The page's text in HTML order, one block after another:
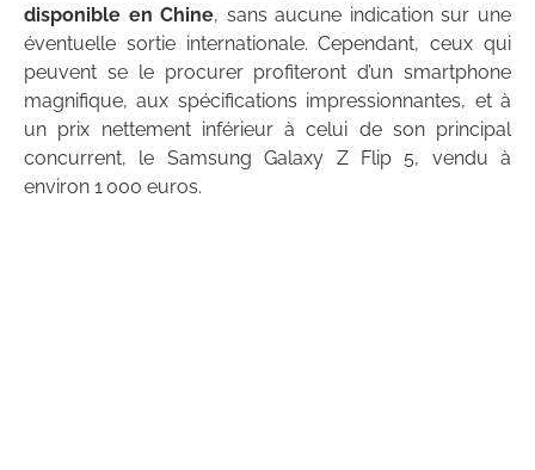
disponible en Chine, sans aucune indication sur une
éventuelle sortie internationale. Cependant, ceux qui
peuvent se le procurer profiteront d’un smartphone
magnifique, aux spécifications impressionnantes, et à
un prix nettement inférieur à celui de son principal
concurrent, le Samsung Galaxy Z Flip 5, vendu à
environ 1 000 euros.